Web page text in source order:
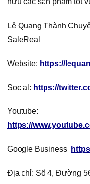
hữu các sản phẩm tốt
Lê Quang Thành
SaleReal
Website: https://
Social: https://
Youtube:
https://
Google Business:
Địa chỉ: Số 4, Đường